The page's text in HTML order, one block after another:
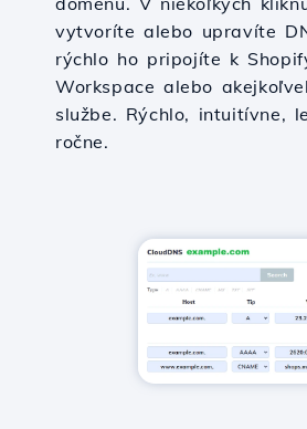
vytvoríte alebo upravíte
rýchlo ho pripojíte k
Workspace alebo
službe. Rýchlo, intuitívne,
ročne.